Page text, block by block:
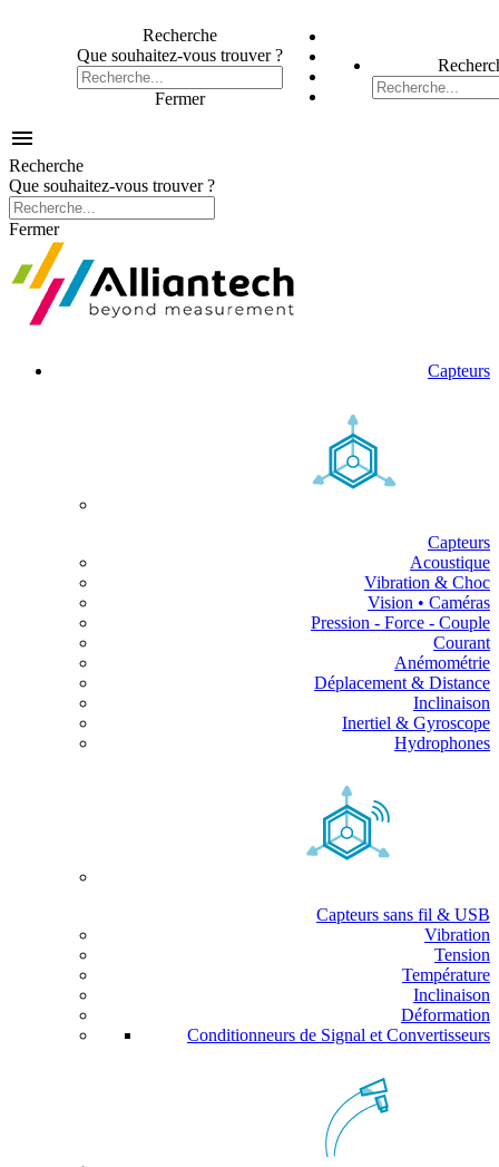
Recherche
Que souhaitez-vous trouver ?
Fermer

Recherche
Que souhaitez-vous trouver ?
Fermer
Capteurs
Capteurs
Acoustique
Vibration & Choc
Vision • Caméras
Pression - Force - Couple
Courant
Anémométrie
Déplacement & Distance
Inclinaison
Inertiel & Gyroscope
Hydrophones
Capteurs sans fil & USB
Vibration
Tension
Température
Inclinaison
Déformation
Conditionneurs de Signal et Convertisseurs